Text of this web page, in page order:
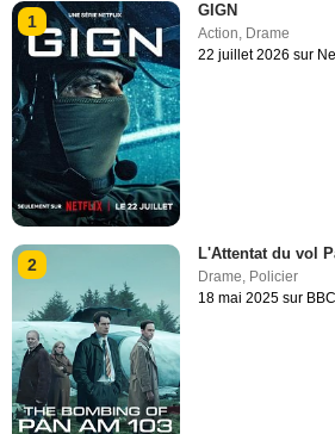
1
GIGN
Action, Drame
22 juillet 2026 sur
2
L'Attentat du vol
Drame Policier
18 mai 2025 sur BBC